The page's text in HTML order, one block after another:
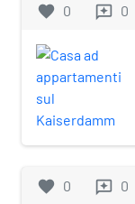
favorite 0 reviews 0
favorite 0 reviews 0